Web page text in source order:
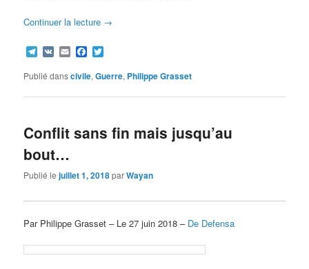
Continuer la lecture →
Telegram
VK EmailFacebook
Publié danscivile,Guerre, Philippe Grasset
Conflit sans fin mais jusqu’au
bout…
Publié lejuillet 1, 2018parWayan
Par Philippe Grasset – Le 27 juin 2018 – De Defensa